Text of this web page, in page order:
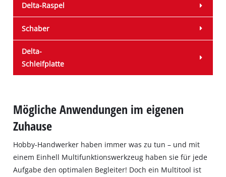
Delta-Raspel
Schaber
Delta-
Schleifplatte
Mögliche Anwendungen im eigenen
Zuhause
Hobby-Handwerker haben immer was zu tun – und mit
einem Einhell Multifunktionswerkzeug haben sie für jede
Aufgabe den optimalen Begleiter! Doch ein Multitool ist